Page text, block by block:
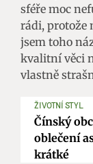
sféře moc
rádi, protože
jsem toho
kvalitní věci
vlastně
ŽIVOTNÍ STYL
Čínský
oblečení
krátké